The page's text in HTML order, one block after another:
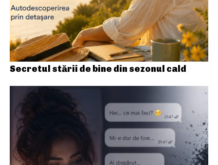
Secretul stării de bine din sezonul cald